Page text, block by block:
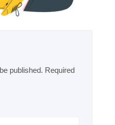
published. Required